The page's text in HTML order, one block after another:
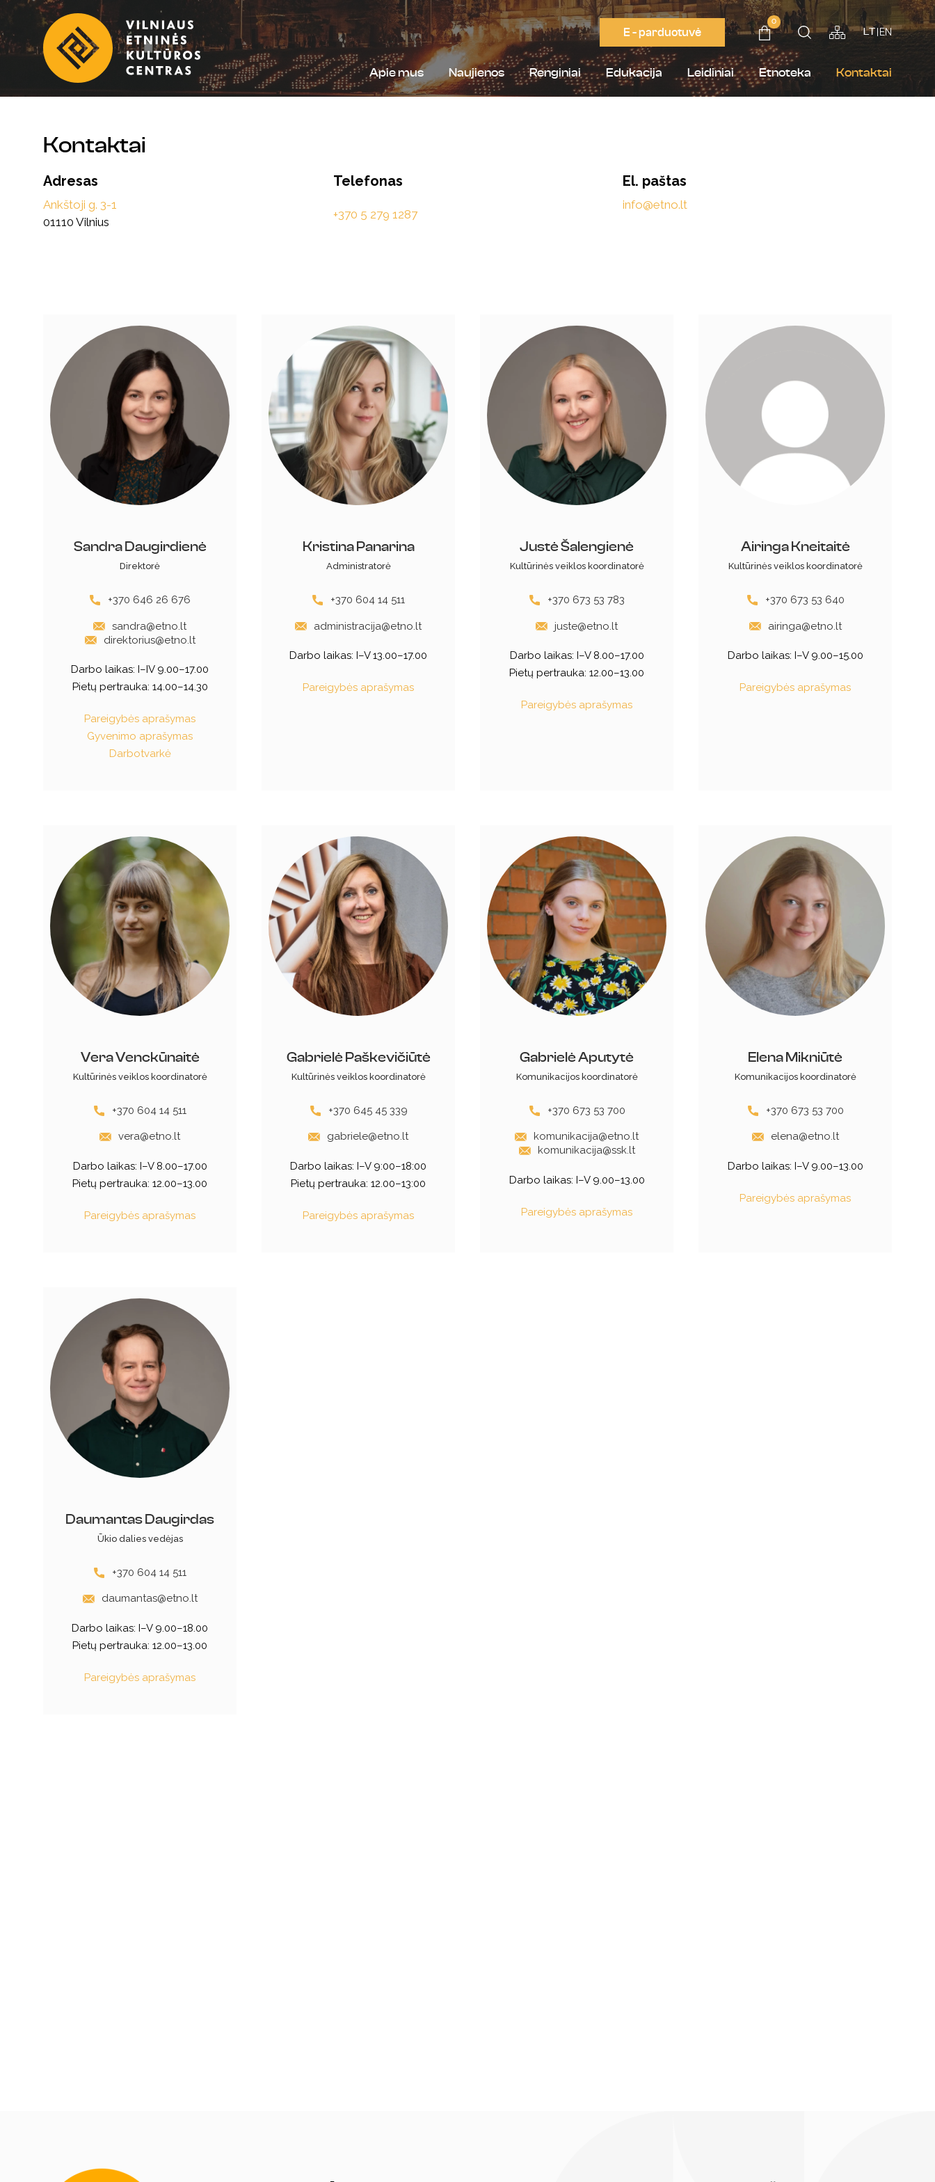
E - parduotuvė
0
LT EN
Apie mus Naujienos Renginiai Edukacija Leidiniai Etnoteka Kontaktai
Kontaktai
Adresas
Ankštoji g. 3-1
01110 Vilnius
Telefonas
+370 5 279 1287
El. paštas
info@etno.lt
Sandra Daugirdienė
Direktorė
+370 646 26 676
sandra@etno.lt
direktorius@etno.lt
Darbo laikas: I–IV 9.00–17.00
Pietų pertrauka: 14.00–14.30
Pareigybės aprašymas
Gyvenimo aprašymas
Darbotvarkė
Kristina Panarina
Administratorė
+370 604 14 511
administracija@etno.lt
Darbo laikas: I–V 13.00–17.00
Pareigybės aprašymas
Justė Šalengienė
Kultūrinės veiklos koordinatorė
+370 673 53 783
juste@etno.lt
Darbo laikas: I–V 8.00–17.00
Pietų pertrauka: 12.00–13.00
Pareigybės aprašymas
Airinga Kneitaitė
Kultūrinės veiklos koordinatorė
+370 673 53 640
airinga@etno.lt
Darbo laikas: I–V 9.00–15.00
Pareigybės aprašymas
Vera Venckūnaitė
Kultūrinės veiklos koordinatorė
+370 604 14 511
vera@etno.lt
Darbo laikas: I–V 8.00–17.00
Pietų pertrauka: 12.00–13.00
Pareigybės aprašymas
Gabrielė Paškevičiūtė
Kultūrinės veiklos koordinatorė
+370 645 45 339
gabriele@etno.lt
Darbo laikas: I–V 9:00–18:00
Pietų pertrauka: 12.00–13:00
Pareigybės aprašymas
Gabrielė Aputytė
Komunikacijos koordinatorė
+370 673 53 700
komunikacija@etno.lt
komunikacija@ssk.lt
Darbo laikas: I–V 9.00–13.00
Pareigybės aprašymas
Elena Mikniūtė
Komunikacijos koordinatorė
+370 673 53 700
elena@etno.lt
Darbo laikas: I–V 9.00–13.00
Pareigybės aprašymas
Daumantas Daugirdas
Ūkio dalies vedėjas
+370 604 14 511
daumantas@etno.lt
Darbo laikas: I–V 9.00–18.00
Pietų pertrauka: 12.00–13.00
Pareigybės aprašymas